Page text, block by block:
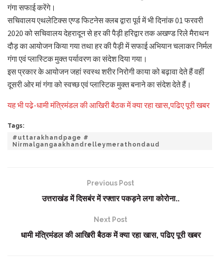
गंगा सफाई करेंगे।
सचिवालय एथलेटिक्स एण्ड फिटनेस क्लब द्वारा पूर्व में भी दिनांक 01 फरवरी
2020 को सचिवालय देहरादून से हर की पैड़ी हरिद्वार तक अखण्ड रिले मैराथन
दौड़ का आयोजन किया गया तथा हर की पैड़ी में सफाई अभियान चलाकर निर्मल
गंगा एवं प्लास्टिक मुक्त पर्यावरण का संदेश दिया गया।
इस प्रकार के आयोजन जहां स्वस्थ शरीर निरोगी काया को बढ़ावा देते हैं वहीं
दूसरी ओर मां गंगा को स्वच्छ एवं प्लास्टिक मुक्त बनाने का संदेश देते हैं।
यह भी पढे़-धामी मंत्रिमंडल की आखिरी बैठक में क्या रहा खास,पढिए पूरी खबर
Tags:
#uttarakhandpage #
Nirmalgangaakhandrelleymerathondaud
Previous Post
उत्तराखंड में दिसबंर में रफ्तार पकड़ने लगा कोरोना..
Next Post
धामी मंत्रिमंडल की आखिरी बैठक में क्या रहा खास, पढिए पूरी खबर